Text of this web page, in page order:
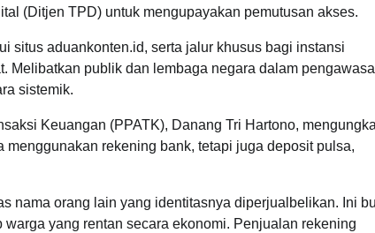
(Ditjen TPD) untuk mengupayakan pemutusan akses.
situs aduankonten.id, serta jalur khusus bagi instansi
Melibatkan publik dan lembaga negara dalam
sistemik.
Keuangan (PPATK), Danang Tri Hartono,
rekening bank, tetapi juga deposit pulsa,
nama orang lain yang identitasnya diperjualbelikan. Ini
yang rentan secara ekonomi. Penjualan rekening